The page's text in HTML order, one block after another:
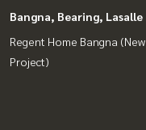
Bangna, Bearing, Lasalle
Regent Home Bangna (New
Project)